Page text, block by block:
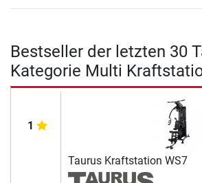
Bestseller der letzten 30
Kategorie Multi
1
Taurus Kraftstation WS7